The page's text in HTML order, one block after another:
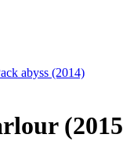
abyss (2014)